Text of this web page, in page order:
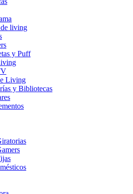
de living
y Puff
Living
y Bibliotecas